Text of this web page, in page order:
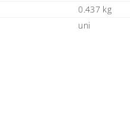
0.437 kg
uni